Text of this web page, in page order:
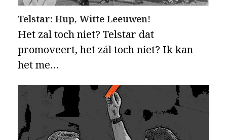
Telstar: Hup, Witte Leeuwen!
Het zal toch niet? Telstar dat
promoveert, het zál toch niet? Ik kan
het me…